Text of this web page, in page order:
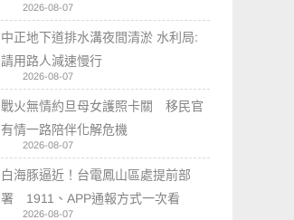
2026-08-07
中正地下道排水溝夜間清淤 水利局:
請用路人減速慢行
2026-08-07
戰火無情約旦母女護照卡關 移民官
有情一路陪伴化解危機
2026-08-07
白海豚逼近！台電鳳山區處提前部
署 1911、APP通報方式一次看
2026-08-07